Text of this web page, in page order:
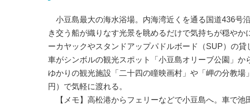
小豆島最大の海水浴場。内海湾近くを通る国道436号
き交う船が織りなす光景を眺めるだけで気持ちが穏や
ーカヤックやスタンドアップパドルボード（SUP）の
車がシンボルの観光スポット「小豆島オリーブ公園」
ゆかりの観光施設「二十四の瞳映画村」や「岬の分教
円）で気軽に渡れる。
【メモ】高松港からフェリーなどで小豆島へ。車で池